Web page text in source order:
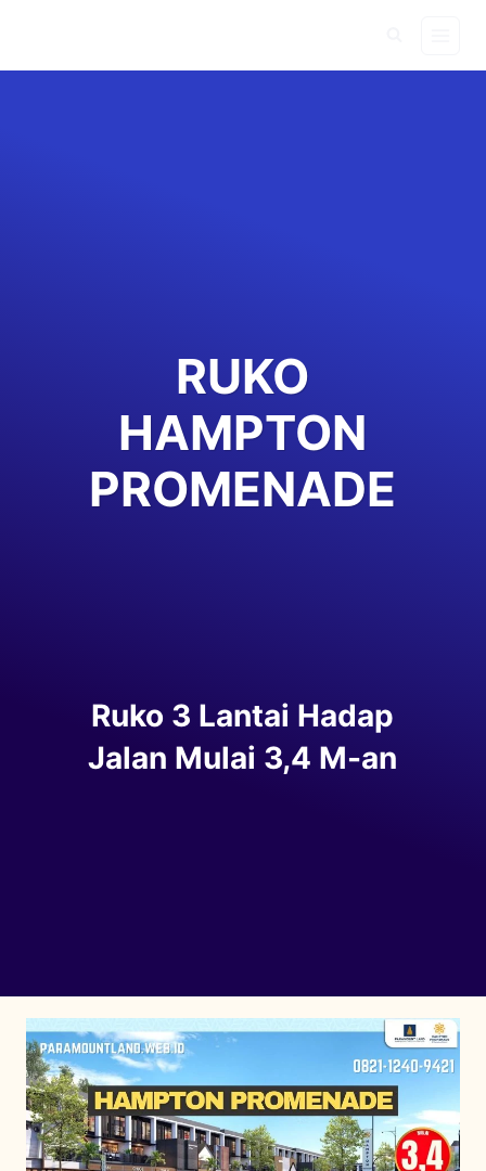
content
RUKO
HAMPTON
PROMENADE
Ruko 3 Lantai Hadap
Jalan Mulai 3,4 M-an